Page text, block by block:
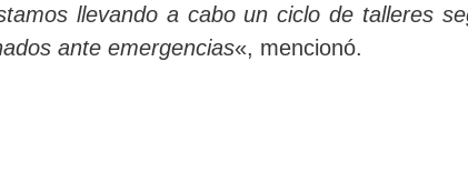
llevando a cabo un ciclo de talleres
ante emergencias«, mencionó.